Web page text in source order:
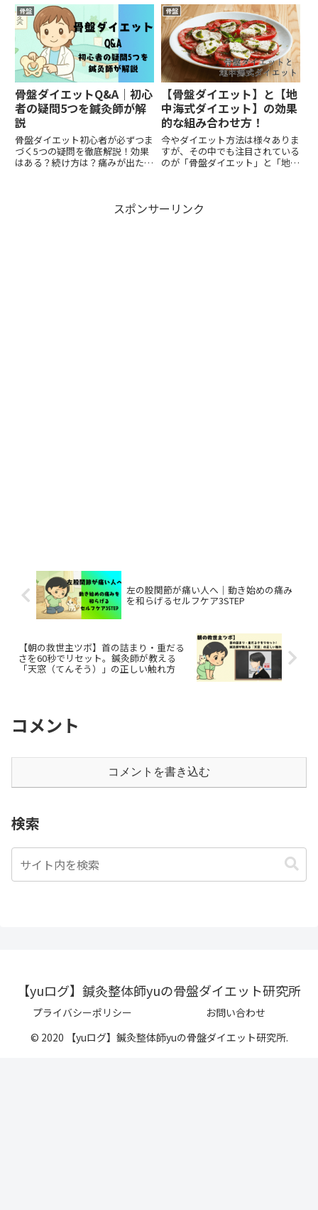
らずに取り組むと、逆効果になる
可能性もあります。本記事では、
骨盤ダイエットとツイストボード
の効果と注意点についてまとめ
て...
骨盤
骨盤ダイエットQ&A｜初心
者の疑問5つを鍼灸師が解
説
骨盤ダイエット初心者が必ずつま
づく5つの疑問を徹底解説！効果
はある？続け方は？痛みが出た時
骨盤
【骨盤ダイエット】と【地
中海式ダイエット】の効果
的な組み合わせ方！
今やダイエット方法は様々ありま
すが、その中でも注目されている
のが「骨盤ダイエット」と「地中
か？本記事では、骨盤ダイエット
スポンサーリンク
左の股関節が痛い人へ｜動き始めの痛み
を和らげるセルフケア3STEP
【朝の救世主ツボ】首の詰まり・重だる
さを60秒でリセット。鍼灸師が教える
「天窓（てんそう）」の正しい触れ方
コメント
コメントを書き込む
検索
【yuログ】鍼灸整体師yuの骨盤ダイエット研究所
プライバシーポリシー
お問い合わせ
© 2020 【yuログ】鍼灸整体師yuの骨盤ダイエット研究所.